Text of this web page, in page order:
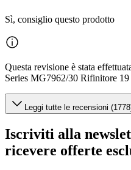
Sì, consiglio questo prodotto
Questa revisione è stata
Series MG7962/30 Rifinitore 19
Leggi tutte le recensioni
Iscriviti alla
ricevere offerte